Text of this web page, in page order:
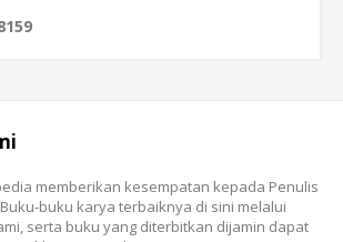
159
memberikan kesempatan kepada Penulis
buku karya terbaiknya di sini melalui
serta buku yang diterbitkan dijamin dapat